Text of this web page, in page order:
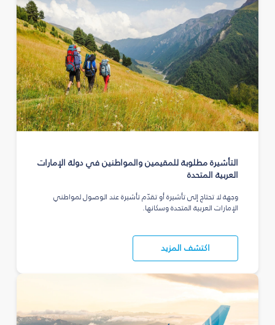
التأشيرة مطلوبة للمقيمين والمواطنين في دولة الإمارات
العربية المتحدة
وجهة لا تحتاج إلى تأشيرة أو تقدّم تأشيرة عند الوصول لمواطني
الإمارات العربية المتحدة وسكانها.
اكتشف المزيد